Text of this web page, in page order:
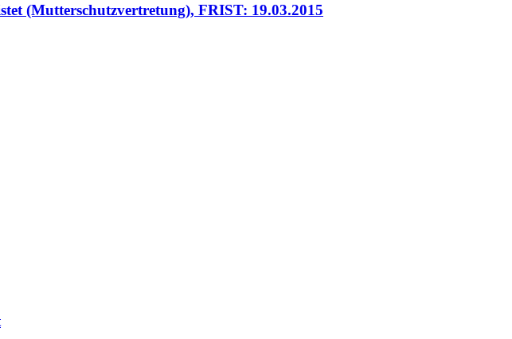
(Mutterschutzvertretung), FRIST: 19.03.2015